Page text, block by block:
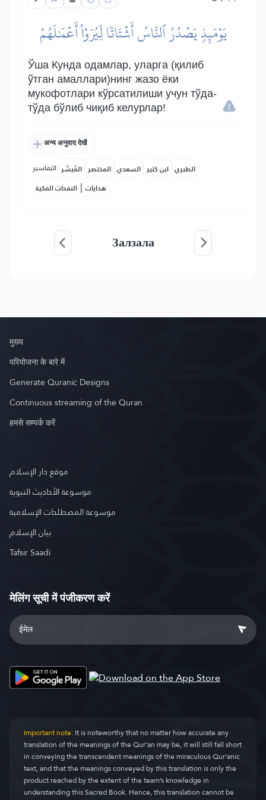
يَوۡمَئِذٖ يَصۡدُرُ ٱلنَّاسُ أَشۡتَاتٗا لِّيُرَوۡاْ أَعۡمَٰلَهُمۡ
Ўша Кунда одамлар, уларга (қилиб
ўтган амаллари)нинг жазо ёки
мукофотлари кўрсатилиши учун тўда-
тўда бўлиб чиқиб келурлар!
अन्य अनुवाद देखें
التفاسير: المُيسَّر المختصر السعدي ابن كثير الطبري
النفحات المكية | هدايات
Залзала
मुख्य
परियोजना के बारे में
Generate Quranic Designs
Continuous streaming of the Quran
हमसे सम्पर्क करें
موقع دار الإسلام
موسوعة الأحاديث النبوية
موسوعة المصطلحات الإسلامية
بيان الإسلام
Tafsir Saadi
मेलिंग सूची में पंजीकरण करें
Important note:It is noteworthy that no matter how accurate any
translation of the meanings of the Qur’an may be, it will still fall short
in conveying the transcendent meanings of the miraculous Qur’anic
text, and that the meanings conveyed by this translation is only the
product reached by the extent of the team’s knowledge in
understanding this Sacred Book. Hence, this translation cannot be